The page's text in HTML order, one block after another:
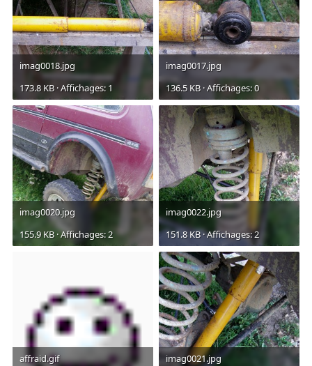
imag0018.jpg
173.8 KB · Affichages: 1
imag0017.jpg
136.5 KB · Affichages: 0
imag0020.jpg
155.9 KB · Affichages: 2
imag0022.jpg
151.8 KB · Affichages: 2
affraid.gif
imag0021.jpg